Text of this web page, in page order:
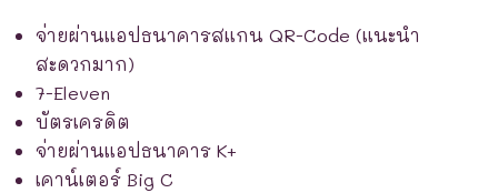
จ่ายผ่านแอปธนาคารสแกน QR-Code (แนะนำ
สะดวกมาก)
7-Eleven
บัตรเครดิต
จ่ายผ่านแอปธนาคาร K+
เคาน์เตอร์ Big C